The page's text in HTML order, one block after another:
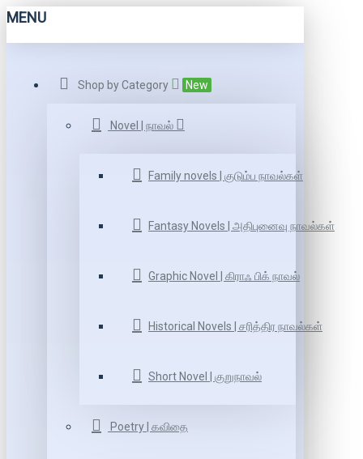
MENU
Shop by Category New
Novel | நாவல்
Family novels | குடும்ப நாவல்கள்
Fantasy Novels | அதிபுனைவு நாவல்கள்
Graphic Novel | கிராஃ பிக் நாவல்
Historical Novels | சரித்திர நாவல்கள்
Short Novel | குறுநாவல்
Poetry | கவிதை